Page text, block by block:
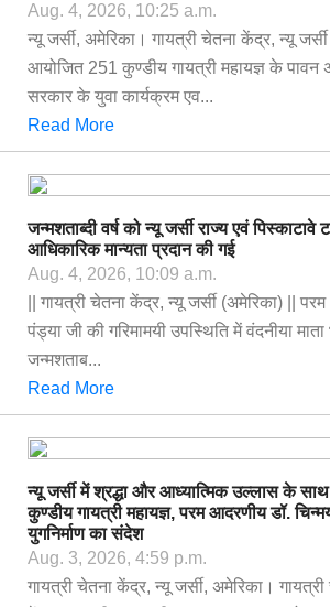
Aug. 4, 2026, 10:25 a.m.
न्यू जर्सी, अमेरिका। गायत्री चेतना केंद्र, न्यू
आयोजित 251 कुण्डीय गायत्री महायज्ञ के पावन
सरकार के युवा कार्यक्रम एव...
Read More
जन्मशताब्दी वर्ष को न्यू जर्सी राज्य एवं पिस्काटावे
आधिकारिक मान्यता प्रदान की गई
Aug. 4, 2026, 10:09 a.m.
|| गायत्री चेतना केंद्र, न्यू जर्सी (अमेरिका) ||
पंड्या जी की गरिमामयी उपस्थिति में वंदनीया
जन्मशताब...
Read More
न्यू जर्सी में श्रद्धा और आध्यात्मिक उल्लास के
कुण्डीय गायत्री महायज्ञ, परम आदरणीय डॉ.
युगनिर्माण का संदेश
Aug. 3, 2026, 4:59 p.m.
गायत्री चेतना केंद्र, न्यू जर्सी, अमेरिका।